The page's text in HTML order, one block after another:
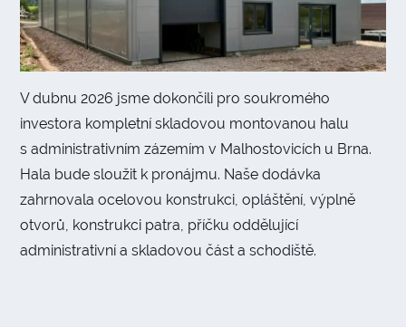
V dubnu 2026 jsme dokončili pro soukromého
investora kompletní skladovou montovanou halu
s administrativním zázemím v Malhostovicích u Brna.
Hala bude sloužit k pronájmu. Naše dodávka
zahrnovala ocelovou konstrukci, opláštění, výplně
otvorů, konstrukci patra, příčku oddělující
administrativní a skladovou část a schodiště.